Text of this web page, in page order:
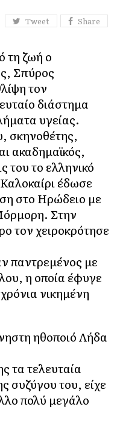
Tweet Share
τη ζωή ο
Σπύρος
τον
διάστημα
υγείας.
σκηνοθέτης,
ακαδημαϊκός,
του το ελληνικό
έδωσε
στο Ηρώδειο με
Στην
τον χειροκρότησε
παντρεμένος με
η οποία έφυγε
νικημένη
ηθοποιό Λήδα
τα τελευταία
συζύγου του, είχε
πολύ μεγάλο